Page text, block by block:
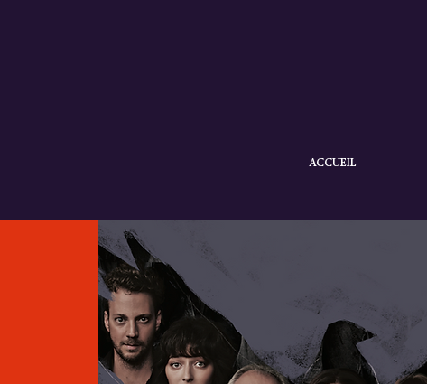
ACCUEIL